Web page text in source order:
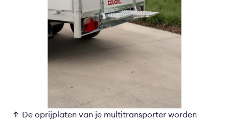
De oprijplaten van je multitransporter worden